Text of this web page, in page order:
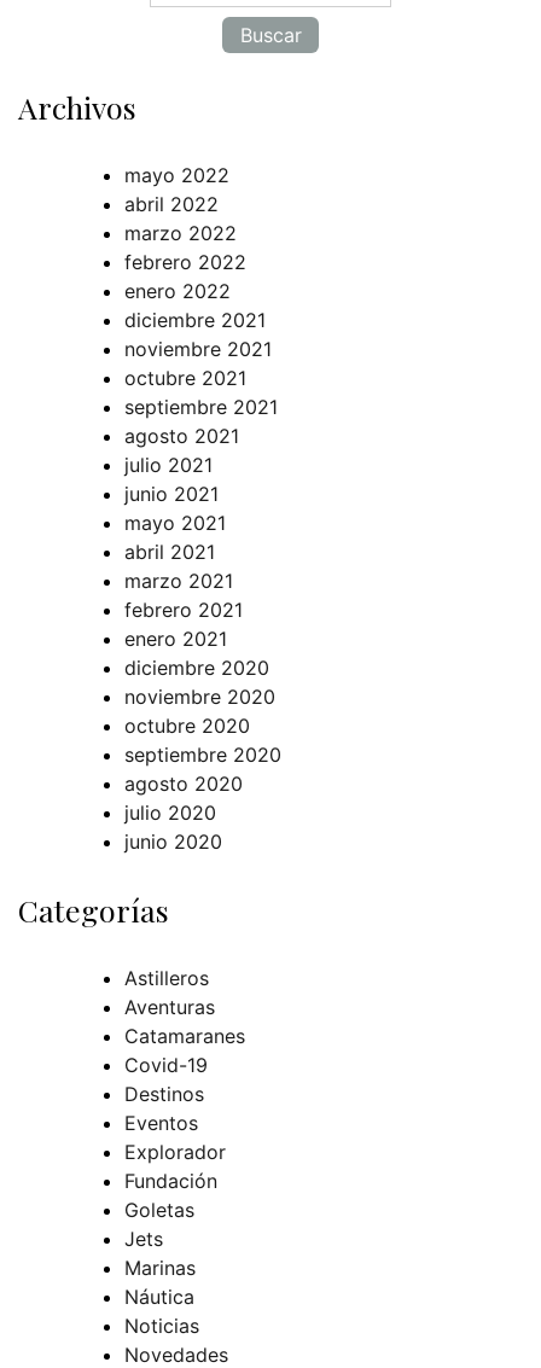
Archivos
mayo 2022
abril 2022
marzo 2022
febrero 2022
enero 2022
diciembre 2021
noviembre 2021
octubre 2021
septiembre 2021
agosto 2021
julio 2021
junio 2021
mayo 2021
abril 2021
marzo 2021
febrero 2021
enero 2021
diciembre 2020
noviembre 2020
octubre 2020
septiembre 2020
agosto 2020
julio 2020
junio 2020
Categorías
Astilleros
Aventuras
Catamaranes
Covid-19
Destinos
Eventos
Explorador
Fundación
Goletas
Jets
Marinas
Náutica
Noticias
Novedades